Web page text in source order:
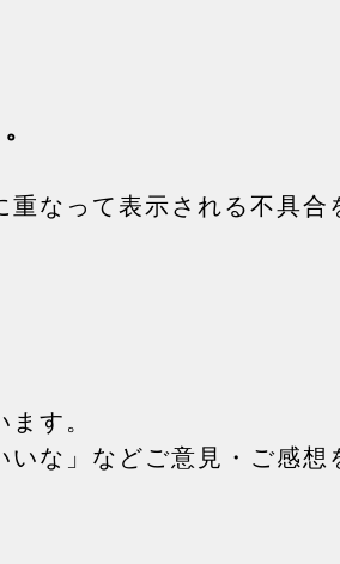
なって表示される不具合
す。
」などご意見・ご感想